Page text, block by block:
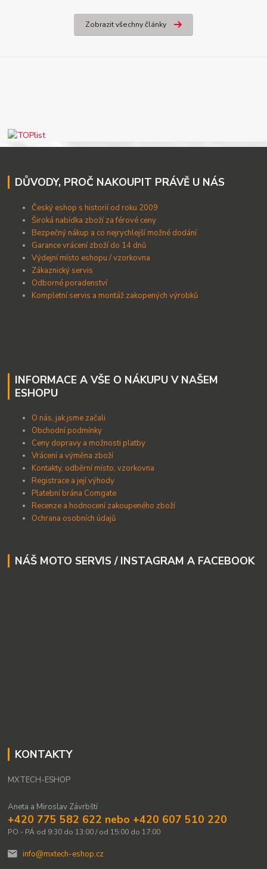
Zobrazit všechny články
DŮVODY, PROČ NAKOUPIT PRÁVĚ U NÁS
Český eshop s historií od roku 2009
Široká nabídka zboží za férové ceny
Bezpečný nákup a co nejrychlejší možné dodání
Garance vrácení zboží do 14 dnů
Výdejní místo eshopu / vzorkovna
Zákaznický servis
Odborné poradenství
Kompletní servis a montáž zakopených výrobků
INFORMACE A VŠE O NÁKUPU V NAŠEM
ESHOPU
O nás, jak jsme začali
Obchodní podmínky
Ceny dopravy a možnosti platby
Vrácení a výměna zboží
Kontakty, odběrní místo, vzorkovna
Registrace a její výhody
Platební brána Comgate
Recenze a hodnocení zakoupeného zboží
Ochrana osobních údajů
NÁŠ MOTO SERVIS / INSTAGRAM A FACEBOOK
KONTAKTY
MXTECH-ESHOP
Aneta a Miroslav Závrbští
+420 775 582 622 nebo +420 607 510 220
PO - PÁ od 9:30 do 13:00 / od 15:00 do 17:00
info@mxtech-eshop.cz